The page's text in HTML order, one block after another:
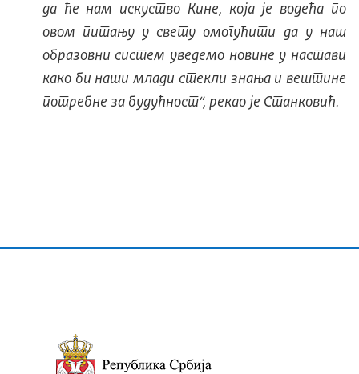
да ће нам искуство Kине, која је водећа по
овом питању у свету омогућити да у наш
образовни систем уведемо новине у настави
како би наши млади стекли знања и вештине
потребне за будућност“, рекао је Станковић.